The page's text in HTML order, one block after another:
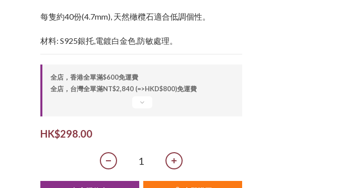
每隻約40份(4.7mm), 天然橄欖石適合低調個性。
材料: S925銀托,電鍍白金色,防敏處理。
全店，香港全單滿$600免運費
全店，台灣全單滿NT$2,840 (=>HKD$800)免運費
HK$298.00